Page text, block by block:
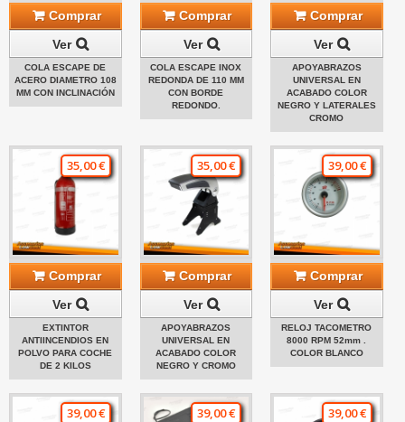
Comprar
Ver
COLA ESCAPE DE
ACERO DIAMETRO 108
MM CON INCLINACIÓN
Comprar
Ver
COLA ESCAPE INOX
REDONDA DE 110 MM
CON BORDE
REDONDO.
Comprar
Ver
APOYABRAZOS
UNIVERSAL EN
ACABADO COLOR
NEGRO Y LATERALES
CROMO
35,00 €
Comprar
Ver
EXTINTOR
ANTIINCENDIOS EN
POLVO PARA COCHE
DE 2 KILOS
35,00 €
Comprar
Ver
APOYABRAZOS
UNIVERSAL EN
ACABADO COLOR
NEGRO Y CROMO
39,00 €
Comprar
Ver
RELOJ TACOMETRO
8000 RPM 52mm .
COLOR BLANCO
39,00 € 39,00 € 39,00 €